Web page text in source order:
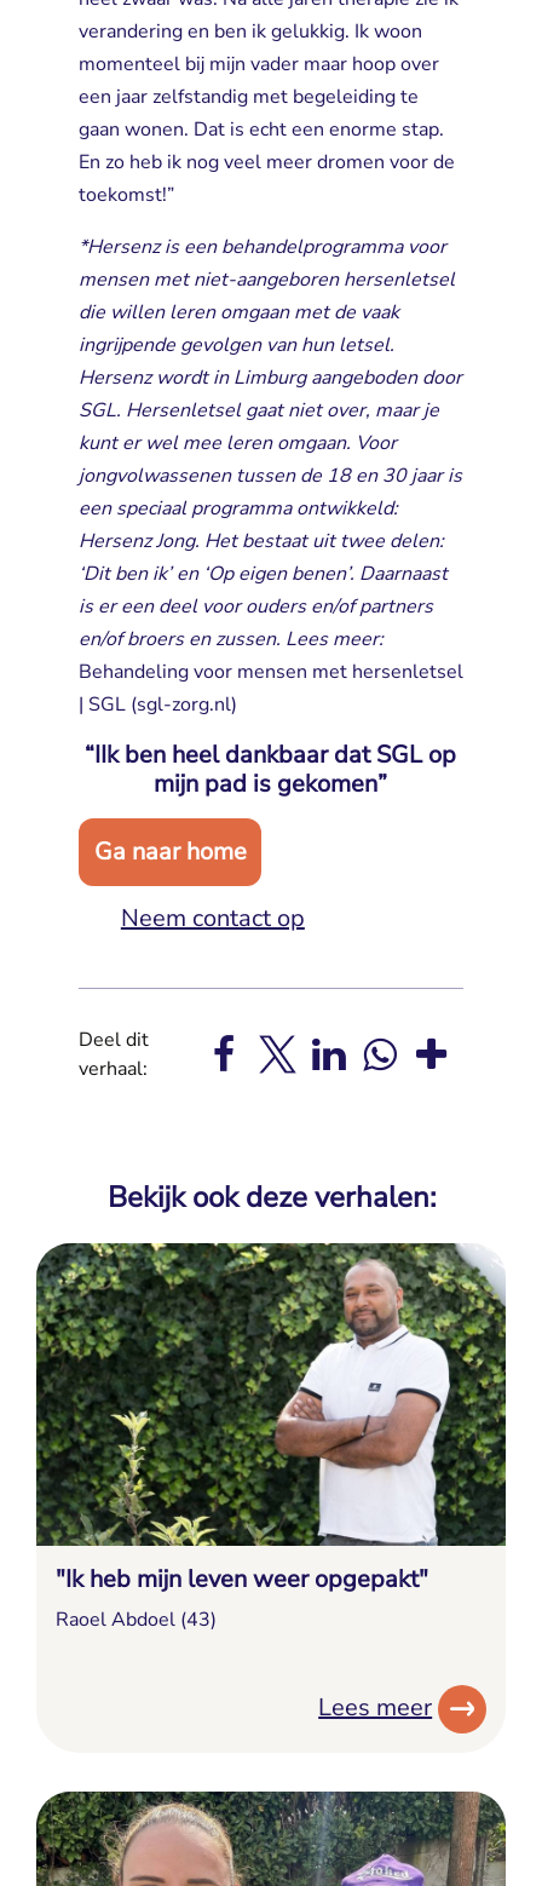
verandering en ben ik gelukkig. Ik woon
momenteel bij mijn vader maar hoop over
een jaar zelfstandig met begeleiding te
gaan wonen. Dat is echt een enorme stap.
En zo heb ik nog veel meer dromen voor de
toekomst!”
*Hersenz is een behandelprogramma voor
mensen met niet-aangeboren hersenletsel
die willen leren omgaan met de vaak
ingrijpende gevolgen van hun letsel.
Hersenz wordt in Limburg aangeboden door
SGL. Hersenletsel gaat niet over, maar je
kunt er wel mee leren omgaan. Voor
jongvolwassenen tussen de 18 en 30 jaar is
een speciaal programma ontwikkeld:
Hersenz Jong. Het bestaat uit twee delen:
‘Dit ben ik’ en ‘Op eigen benen’. Daarnaast
is er een deel voor ouders en/of partners
en/of broers en zussen. Lees meer:
Behandeling voor mensen met hersenletsel
| SGL (sgl-zorg.nl)
“IIk ben heel dankbaar dat SGL op
mijn pad is gekomen”
Ga naar home
Neem contact op
Deel dit
verhaal:
Bekijk ook deze verhalen:
"Ik heb mijn leven weer opgepakt"
Raoel Abdoel (43)
Lees meer